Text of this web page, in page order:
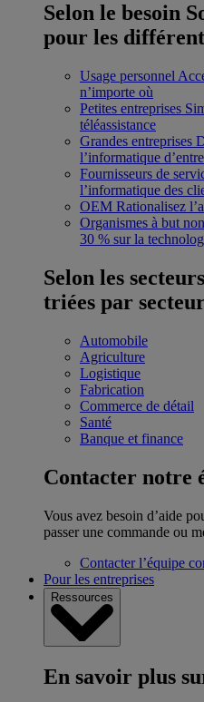
Selon le besoin
pour les
Usage personnel
n’importe où
Petites entreprises
téléassistance
Grandes entreprises
l’informatique
Fournisseurs de
l’informatique des
OEM Rationalisez
Organismes à but
30 % sur la
Selon les secteurs
triées par secteur
Automobile
Agriculture
Logistique
Fabrication
Commerce de détail
Santé
Banque et finance
Contacter notre
Vous avez besoin d’aide
passer une commande ou
Contacter l’équipe
Pour les entreprises
Ressources
En savoir plus